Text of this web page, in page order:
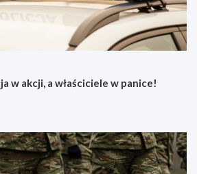
w akcji, a właściciele w panice!